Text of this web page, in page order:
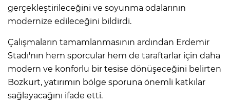
gerçekleştirileceğini ve soyunma odalarının
modernize edileceğini bildirdi.
Çalışmaların tamamlanmasının ardından Erdemir
Stadı'nın hem sporcular hem de taraftarlar için daha
modern ve konforlu bir tesise dönüşeceğini belirten
Bozkurt, yatırımın bölge sporuna önemli katkılar
sağlayacağını ifade etti.